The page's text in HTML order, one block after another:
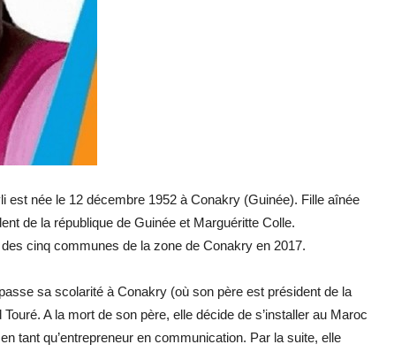
est née le 12 décembre 1952 à Conakry (Guinée). Fille aînée
de la république de Guinée et Marguéritte Colle.
cinq communes de la zone de Conakry en 2017.
sa scolarité à Conakry (où son père est président de la
A la mort de son père, elle décide de s’installer au Maroc
tant qu’entrepreneur en communication. Par la suite, elle